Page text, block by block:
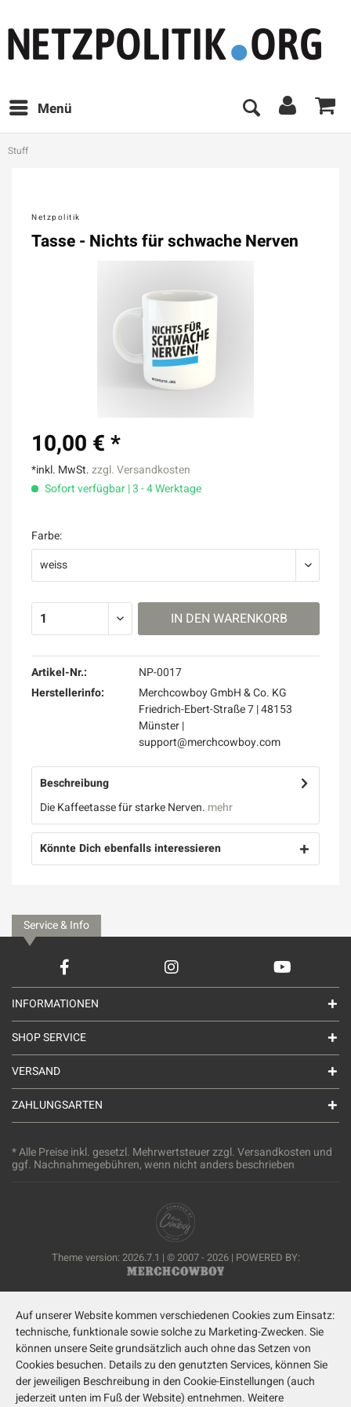
Menü
Stuff
Netzpolitik
Tasse - Nichts für schwache Nerven
10,00 € *
*inkl. MwSt.zzgl. Versandkosten
Sofort verfügbar | 3 - 4 Werktage
Farbe:
IN DEN WARENKORB
Artikel-Nr.:
NP-0017
Herstellerinfo:
Merchcowboy GmbH & Co. KG
Friedrich-Ebert-Straße 7 | 48153
Münster |
support@merchcowboy.com
Beschreibung
Die Kaffeetasse für starke Nerven. mehr
Könnte Dich ebenfalls interessieren
Service & Info
INFORMATIONEN
SHOP SERVICE
VERSAND
ZAHLUNGSARTEN
* Alle Preise inkl. gesetzl. Mehrwertsteuer zzgl.Versandkosten und
ggf. Nachnahmegebühren, wenn nicht anders beschrieben
Theme version: 2026.7.1 | © 2007 - 2026 | POWERED BY:
Auf unserer Website kommen verschiedenen Cookies zum Einsatz:
technische, funktionale sowie solche zu Marketing-Zwecken. Sie
können unsere Seite grundsätzlich auch ohne das Setzen von
Cookies besuchen. Details zu den genutzten Services, können Sie
der jeweiligen Beschreibung in den Cookie-Einstellungen (auch
jederzeit unten im Fuß der Website) entnehmen. Weitere